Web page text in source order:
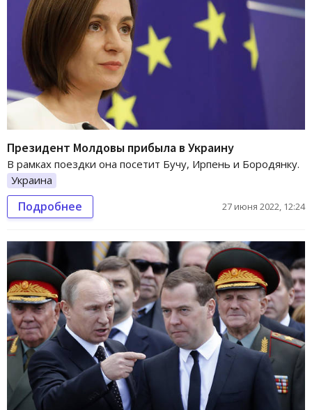
Президент Молдовы прибыла в Украину
В рамках поездки она посетит Бучу, Ирпень и Бородянку.
Украина
Подробнее 27 июня 2022, 12:24